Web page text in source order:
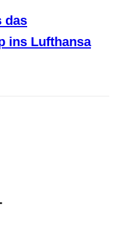
das
ins Lufthansa